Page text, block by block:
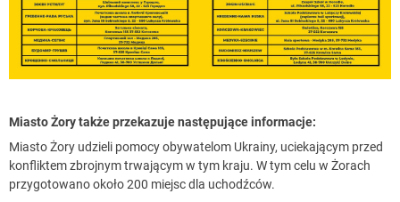
Miasto Żory także przekazuje następujące informacje:
Miasto Żory udzieli pomocy obywatelom Ukrainy, uciekającym przed
konfliktem zbrojnym trwającym w tym kraju. W tym celu w Żorach
przygotowano około 200 miejsc dla uchodźców.